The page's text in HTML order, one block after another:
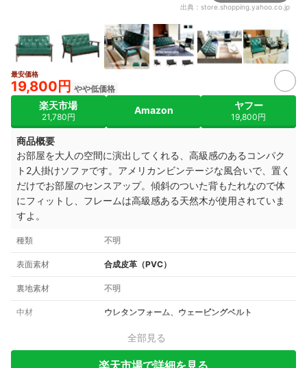
出典： store.shopping.yahoo.co.jp
最安価格
19,800円 やや低価格
楽天市場
21,780円
Amazon ヤフー
19,800円
商品概要
お部屋を大人の空間に演出してくれる、高級感のあるコンパク
ト2人掛けソファです。アメリカンビンテージな風合いで、 置く
だけでお部屋のセンスアップ。 傾斜のついた背もたれなので体
にフィットし、 フレームは高級感ある天然木が使用されていま
すよ。
種類 不明
表面素材 合成皮革（PVC）
裏地素材 不明
中材 ウレタンフォーム、ウェービングベルト
全部見る
楽天市場で詳細を見る